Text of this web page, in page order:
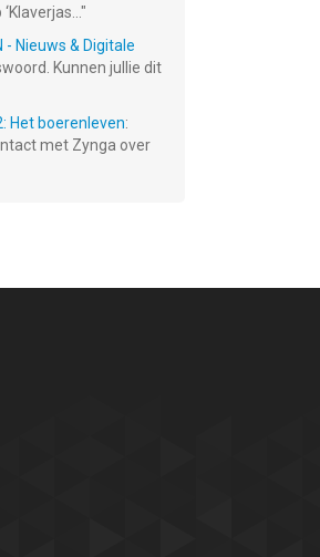
"
- Nieuws & Digitale
Kunnen jullie dit
Het boerenleven:
met Zynga over